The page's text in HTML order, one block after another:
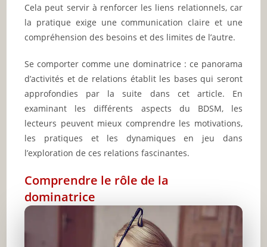
Cela peut servir à renforcer les liens relationnels, car
la pratique exige une communication claire et une
compréhension des besoins et des limites de l’autre.
Se comporter comme une dominatrice : ce panorama
d’activités et de relations établit les bases qui seront
approfondies par la suite dans cet article. En
examinant les différents aspects du BDSM, les
lecteurs peuvent mieux comprendre les motivations,
les pratiques et les dynamiques en jeu dans
l’exploration de ces relations fascinantes.
Comprendre le rôle de la
dominatrice